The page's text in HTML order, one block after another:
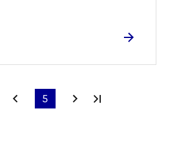
Première page
Page précédente
5 Page suivante